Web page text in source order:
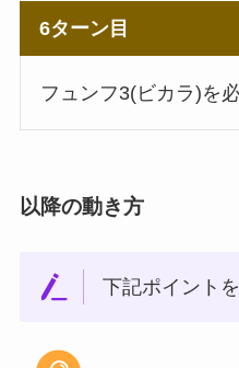
6ターン目
フュンフ3(ビカラ)を
以降の動き方
下記ポイント